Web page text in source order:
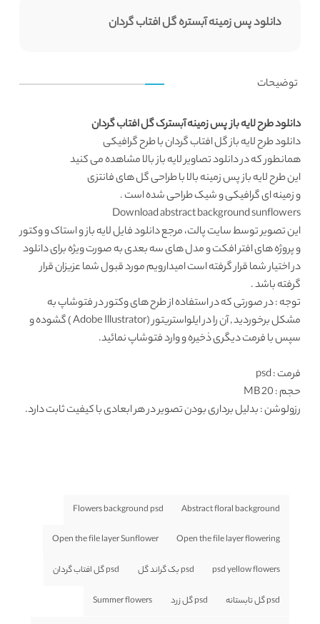
دانلود پس زمینه آبستره گل افتاب گردان
توضیحات
دانلود طرح لایه باز پس زمینه آبسترک گل افتاب گردان
دانلود طرح لایه بازگل افتاب گردان با طرح گرافیکی
همانطور که دردانلود تصاویر لایه بازبالا مشاهده می کنید
اینطرح لایه باز پس زمینهبالا با طراحی گل های فانتزی
و زمینه ای گرافیکی و شیک طراحی شده است .
Download abstract background sunflowers
این تصویر توسط سایت پالت، مرجعدانلود فایل لایه بازو استاک و وکتور
و پروژه های افتر افکت و مدل های سه بعدی به صورت ویژه برای دانلود
در اختیار شما قرار گرفته است امیدارویم مورد قبول شما عزیزان قرار
گرفته باشد .
توجه : در صورتی که در استفاده از طرح های وکتور در فتوشاپ به
مشکل برخوردید , آن را در ایلواستریتور (Adobe Illustrator ) گشوده و
سپس با فرمت دیگری ذخیره و وارد فتوشاپ نمائید.
فرمت: psd
حجم : 20 MB
رزولوشن: بدلیل برداری بودن تصویر در هر ابعادی با کیفیت ثابت دارد.
Abstract floral background
Flowers background psd
Open the file layer flowering
Open the file layer Sunflower
psd yellow flowers psd بک گراند گل psd گل افتاب گردان
psd گل تابستانه psd گل زرد Summer flowers